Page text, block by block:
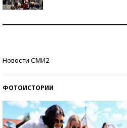
Новости СМИ2
ФОТОИСТОРИИ